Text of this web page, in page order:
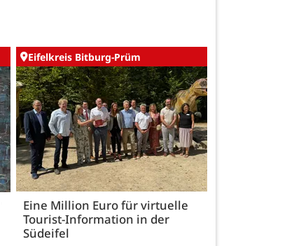
Eifelkreis Bitburg-Prüm
Eine Million Euro für virtuelle
Tourist-Information in der
Südeifel